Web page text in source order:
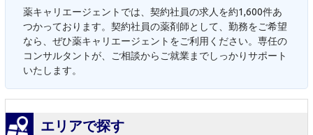
薬キャリエージェントでは、契約社員の求人を約1,600件あ
つかっております。契約社員の薬剤師として、勤務をご希望
なら、ぜひ薬キャリエージェントをご利用ください。専任の
コンサルタントが、ご相談からご就業までしっかりサポート
いたします。
エリアで探す